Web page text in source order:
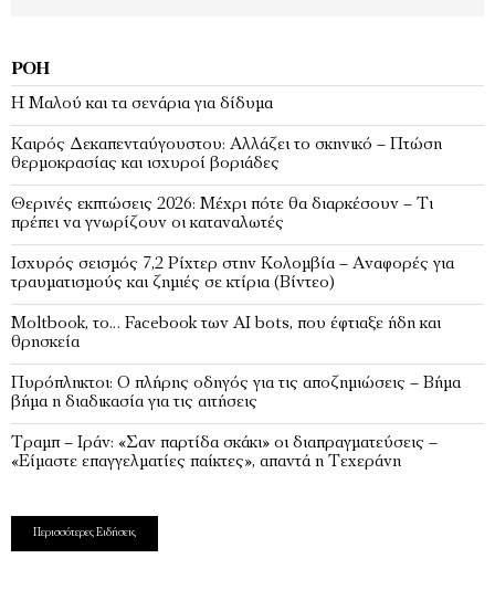
ΡΟΉ
H Μαλού και τα σενάρια για δίδυμα
Καιρός Δεκαπενταύγουστου: Αλλάζει το σκηνικό – Πτώση
θερμοκρασίας και ισχυροί βοριάδες
Θερινές εκπτώσεις 2026: Μέχρι πότε θα διαρκέσουν – Τι
πρέπει να γνωρίζουν οι καταναλωτές
Ισχυρός σεισμός 7,2 Ρίχτερ στην Κολομβία – Αναφορές για
τραυματισμούς και ζημιές σε κτίρια (Βίντεο)
Moltbook, το… Faceboοk των ΑΙ bots, που έφτιαξε ήδη και
θρησκεία
Πυρόπληκτοι: Ο πλήρης οδηγός για τις αποζημιώσεις – Βήμα
βήμα η διαδικασία για τις αιτήσεις
Τραμπ – Ιράν: «Σαν παρτίδα σκάκι» οι διαπραγματεύσεις –
«Είμαστε επαγγελματίες παίκτες», απαντά η Τεχεράνη
Περισσότερες Ειδήσεις